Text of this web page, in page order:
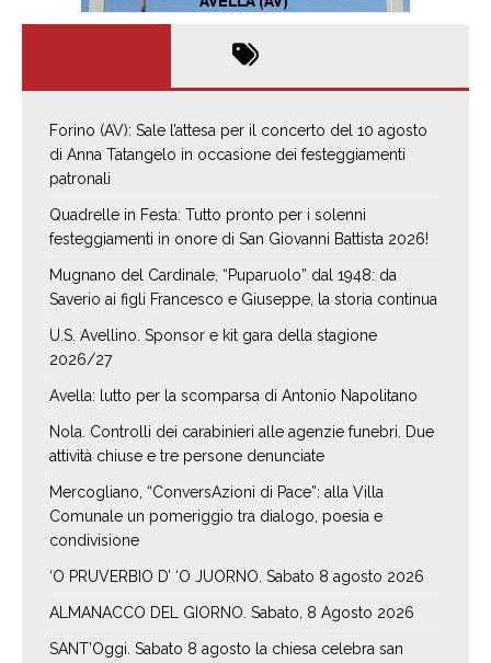
Forino (AV): Sale l’attesa per il concerto del 10 agosto
di Anna Tatangelo in occasione dei festeggiamenti
patronali
Quadrelle in Festa: Tutto pronto per i solenni
festeggiamenti in onore di San Giovanni Battista 2026!
Mugnano del Cardinale, “Puparuolo” dal 1948: da
Saverio ai figli Francesco e Giuseppe, la storia continua
U.S. Avellino. Sponsor e kit gara della stagione
2026/27
Avella: lutto per la scomparsa di Antonio Napolitano
Nola. Controlli dei carabinieri alle agenzie funebri. Due
attività chiuse e tre persone denunciate
Mercogliano, “ConversAzioni di Pace”: alla Villa
Comunale un pomeriggio tra dialogo, poesia e
condivisione
‘O PRUVERBIO D’ ‘O JUORNO. Sabato 8 agosto 2026
ALMANACCO DEL GIORNO. Sabato, 8 Agosto 2026
SANT’Oggi. Sabato 8 agosto la chiesa celebra san